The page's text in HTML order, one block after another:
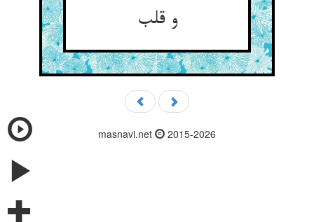
و قلب
masnavi.net 2015-2026